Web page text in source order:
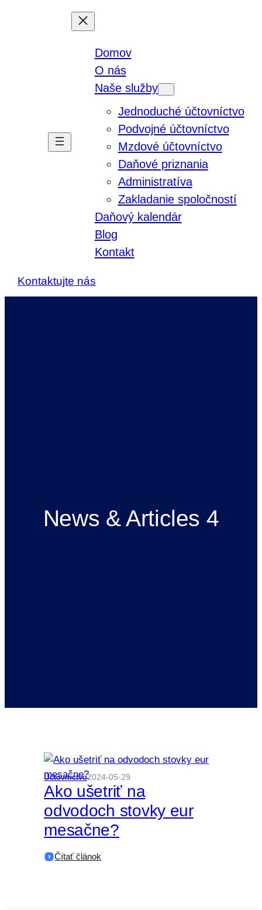
Domov
O nás
Naše služby
Jednoduché účtovníctvo
Podvojné účtovníctvo
Mzdové účtovníctvo
Daňové priznania
Administratíva
Zakladanie spoločností
Daňový kalendár
Blog
Kontakt
Kontaktujte nás
News & Articles 4
Účtovníctvo2024-05-29
Ako ušetriť na
odvodoch stovky eur
mesačne?
Čítať článok